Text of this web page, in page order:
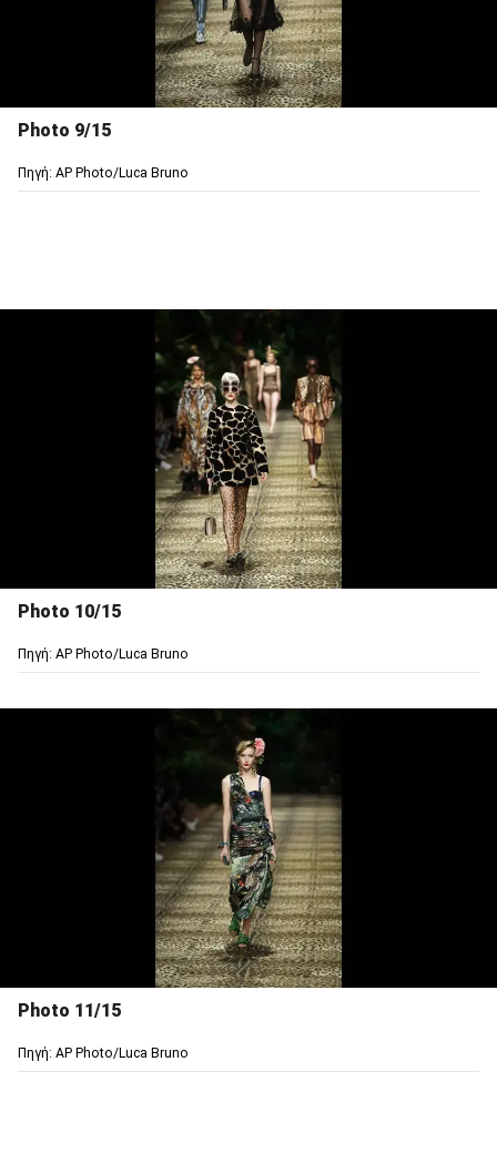
Photo 9/15
Πηγή: AP Photo/Luca Bruno
Photo 10/15
Πηγή: AP Photo/Luca Bruno
Photo 11/15
Πηγή: AP Photo/Luca Bruno